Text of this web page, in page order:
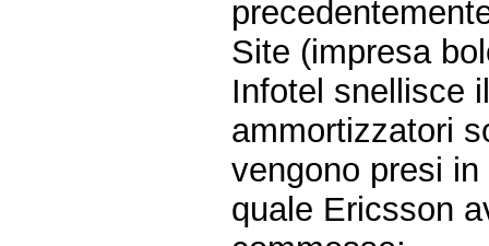
Site (impresa
Infotel snellisce
ammortizzatori
vengono presi
quale Ericsson